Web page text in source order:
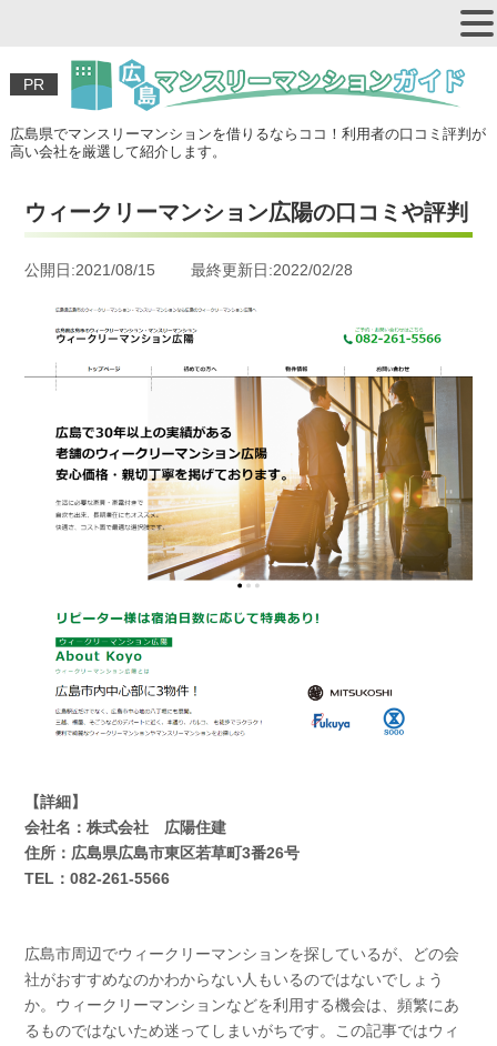
PR
広島県でマンスリーマンションを借りるならココ！利用者の口コミ評判が
高い会社を厳選して紹介します。
ウィークリーマンション広陽の口コミや評判
公開日:2021/08/15 最終更新日:2022/02/28
【詳細】
会社名：株式会社 広陽住建
住所：広島県広島市東区若草町3番26号
TEL：082-261-5566
広島市周辺でウィークリーマンションを探しているが、どの会
社がおすすめなのかわからない人もいるのではないでしょう
か。ウィークリーマンションなどを利用する機会は、頻繁にあ
るものではないため迷ってしまいがちです。この記事ではウィ